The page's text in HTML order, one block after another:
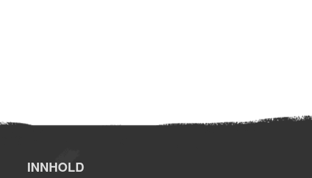
INNHOLD